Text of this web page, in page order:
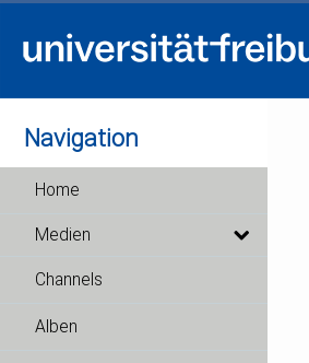
Navigation
Home
Medien
Channels
Alben